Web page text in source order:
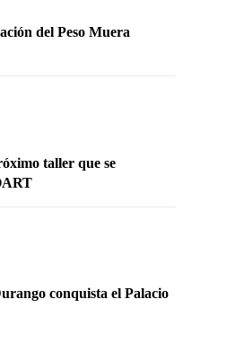
del Peso Muera
taller que se
conquista el Palacio